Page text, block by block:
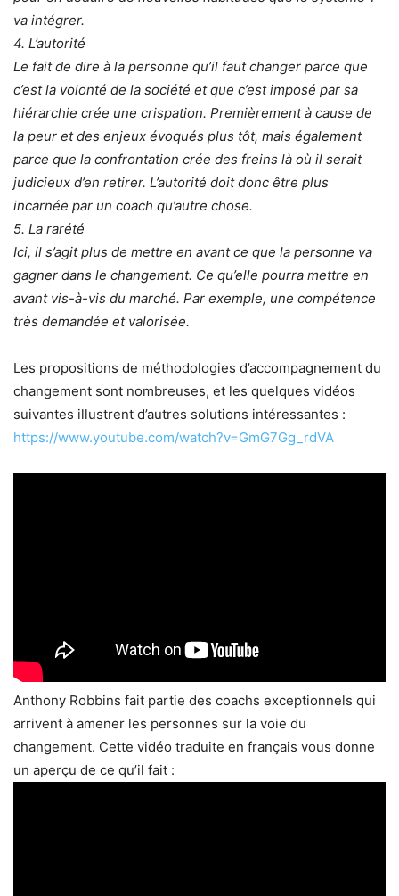
va intégrer.
4. L’autorité
Le fait de dire à la personne qu’il faut changer parce que
c’est la volonté de la société et que c’est imposé par sa
hiérarchie crée une crispation. Premièrement à cause de
la peur et des enjeux évoqués plus tôt, mais également
parce que la confrontation crée des freins là où il serait
judicieux d’en retirer. L’autorité doit donc être plus
incarnée par un coach qu’autre chose.
5. La rarété
Ici, il s’agit plus de mettre en avant ce que la personne va
gagner dans le changement. Ce qu’elle pourra mettre en
avant vis-à-vis du marché. Par exemple, une compétence
très demandée et valorisée.
Les propositions de méthodologies d’accompagnement du
changement sont nombreuses, et les quelques vidéos
suivantes illustrent d’autres solutions intéressantes :
https://www.youtube.com/watch?v=GmG7Gg_rdVA
Anthony Robbins fait partie des coachs exceptionnels qui
arrivent à amener les personnes sur la voie du
changement. Cette vidéo traduite en français vous donne
un aperçu de ce qu’il fait :